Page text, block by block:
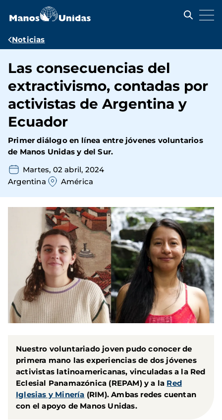
contenido
Ruta
navegación
Noticias
Las consecuencias del
extractivismo, contadas por
activistas de Argentina y
Ecuador
Primer diálogo en línea entre jóvenes voluntarios
de Manos Unidas y del Sur.
Martes, 02 abril, 2024
Argentina
América
Nuestro voluntariado joven pudo conocer de
primera mano las experiencias de dos jóvenes
activistas latinoamericanas, vinculadas a la Red
Eclesial Panamazónica (REPAM) y a la Red
Iglesias y Minería (RIM). Ambas redes cuentan
con el apoyo de Manos Unidas.